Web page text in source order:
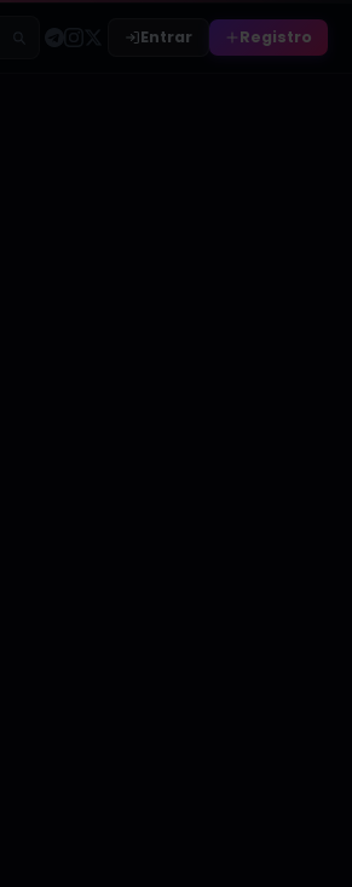
Entrar Registro